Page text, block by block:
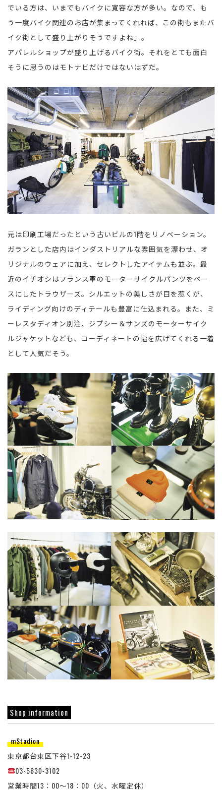
でいる方は、いまでもバイクに寛容な方が多い。なので、も
う一度バイク関連のお店が集まってくれれば、この街もまたバ
イク街として盛り上がりそうですよね」。
アパレルショップが盛り上げるバイク街。それをとても面白
そうに思うのはモトナビだけではないはずだ。
元は印刷工場だったという古いビルの1階をリノベーション。
ガランとした店内はインダストリアルな雰囲気を漂わせ、オ
リジナルのウェアに加え、セレクトしたアイテムも並ぶ。最
近のイチオシはフランス軍のモーターサイクルパンツをベー
スにしたトラウザーズ。シルエットの美しさが目を惹くが、
ライディング向けのディテールも豊富に仕込まれる。また、ミ
ーレスタディオン別注、ジプシー＆サンズのモーターサイク
ルジャケットなども、コーディネートの幅を広げてくれる一着
として人気だそう。
Shop information
mStadion
東京都台東区下谷1-12-23
03-5830-3102
営業時間13：00～18：00（火、水曜定休）